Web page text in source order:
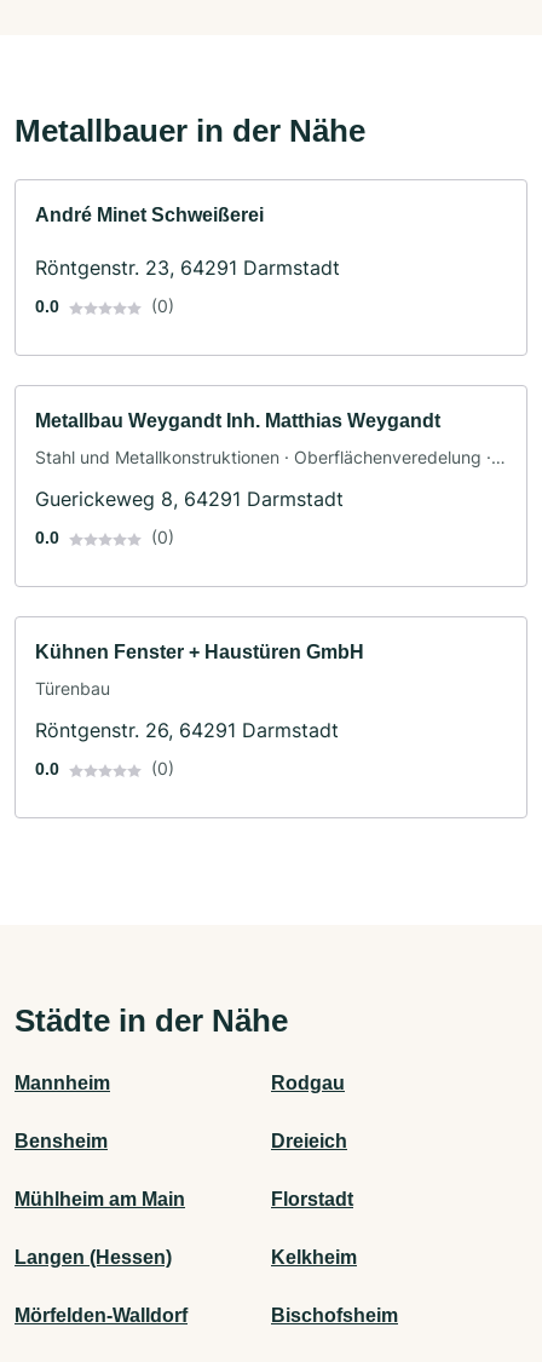
Metallbauer in der Nähe
André Minet Schweißerei
Röntgenstr. 23, 64291 Darmstadt
0.0 (0)
Metallbau Weygandt Inh. Matthias Weygandt
Stahl und Metallkonstruktionen · Oberflächenveredelung ·
Guerickeweg 8, 64291 Darmstadt
0.0 (0)
Kühnen Fenster + Haustüren GmbH
Türenbau
Röntgenstr. 26, 64291 Darmstadt
0.0 (0)
Städte in der Nähe
Mannheim Rodgau
Bensheim Dreieich
Mühlheim am Main Florstadt
Langen (Hessen) Kelkheim
Mörfelden-Walldorf Bischofsheim